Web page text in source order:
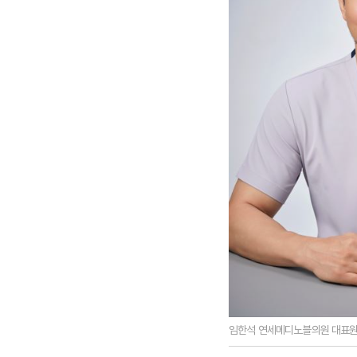
임한석 연세메디노블의원 대표